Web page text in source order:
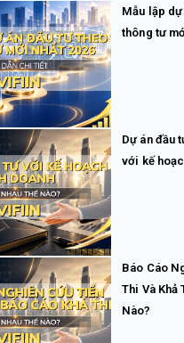
Mẫu lập
thông tư
Dự án đầu
với kế
Báo Cáo
Thi Và Khả
Nào?